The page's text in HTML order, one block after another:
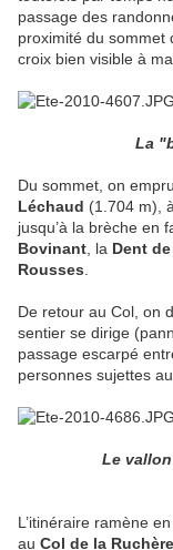
passage des
proximité du sommet
croix bien visible à
La
Du sommet, on
Léchaud (1.704 m),
jusqu’à la brèche en
Bovinant , la Dent de
Rousses
De retour au Col, on
sentier se dirige
passage escarpé
personnes sujettes
Le
L’itinéraire ramène
au Col de la Ruchère